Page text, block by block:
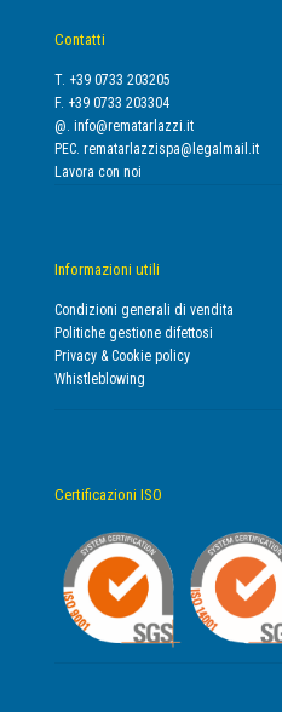
Contatti
T. +39 0733 203205
F. +39 0733 203304
@. info@rematarlazzi.it
PEC. rematarlazzispa@legalmail.it
Lavora con noi
Informazioni utili
Condizioni generali di vendita
Politiche gestione difettosi
Privacy & Cookie policy
Whistleblowing
Certificazioni ISO